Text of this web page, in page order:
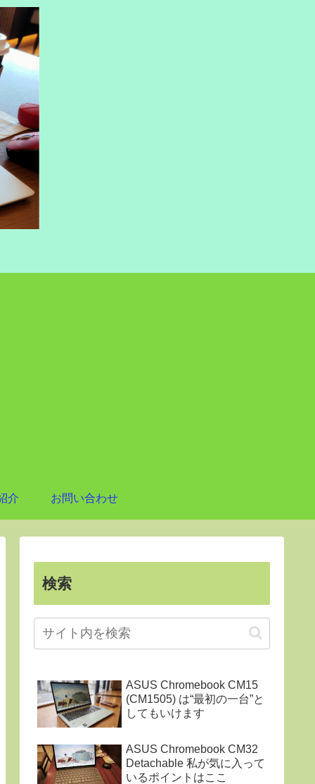
介 お問い合わせ
検索
ASUS Chromebook CM15
(CM1505) は“最初の一台”と
してもいけます
ASUS Chromebook CM32
Detachable 私が気に入って
いるポイントはここ